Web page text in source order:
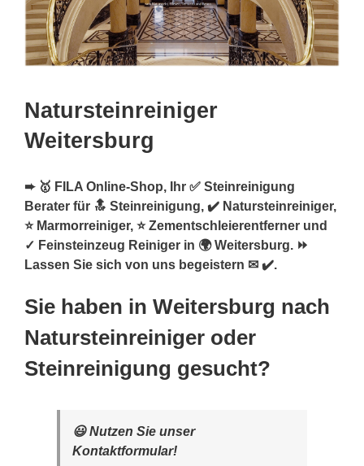
Natursteinreiniger
Weitersburg
➨ 🥇 FILA Online-Shop, Ihr ✅ Steinreinigung
Berater für 🔝 Steinreinigung, ✔️ Natursteinreiniger,
⭐ Marmorreiniger, ⭐ Zementschleierentferner und
✓ Feinsteinzeug Reiniger in 🌍 Weitersburg. ⏩
Lassen Sie sich von uns begeistern ✉ ✔️.
Sie haben in Weitersburg nach
Natursteinreiniger oder
Steinreinigung gesucht?
😃 Nutzen Sie unser
Kontaktformular!